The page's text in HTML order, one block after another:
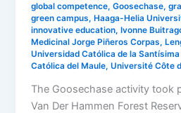
global competence,Goosechase,
green campus, Haaga-Helia
innovative education, Ivonne
Medicinal Jorge Piñeros Corpas,
Universidad Católica de la
Católica del Maule,Université Côte
The Goosechase activity took
Van Der Hammen Forest